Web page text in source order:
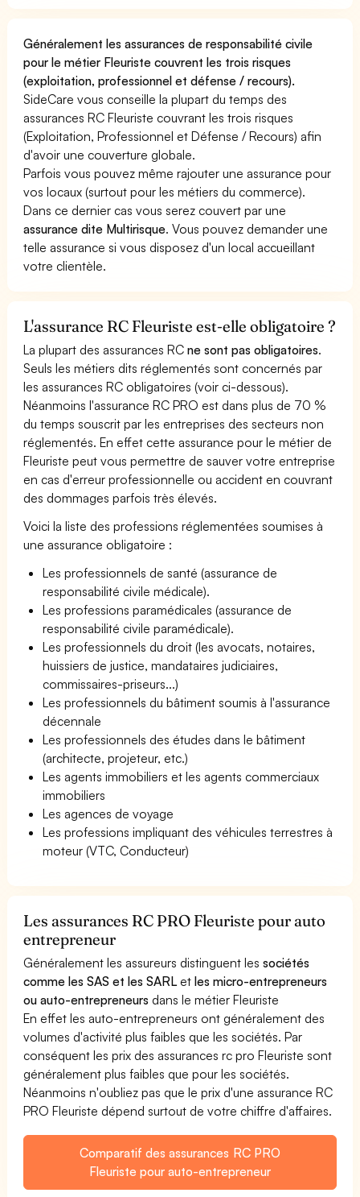
Généralement les assurances de responsabilité civile
pour le métier Fleuriste couvrent les trois risques
(exploitation, professionnel et défense / recours).
SideCare vous conseille la plupart du temps des
assurances RC Fleuriste couvrant les trois risques
(Exploitation, Professionnel et Défense / Recours) afin
d'avoir une couverture globale.
Parfois vous pouvez même rajouter une assurance pour
vos locaux (surtout pour les métiers du commerce).
Dans ce dernier cas vous serez couvert par une
assurance dite Multirisque. Vous pouvez demander une
telle assurance si vous disposez d'un local accueillant
votre clientèle.
L'assurance RC Fleuriste est-elle obligatoire ?
La plupart des assurances RCne sont pas obligatoires.
Seuls les métiers dits réglementés sont concernés par
les assurances RC obligatoires (voir ci-dessous).
Néanmoins l'assurance RC PRO est dans plus de 70 %
du temps souscrit par les entreprises des secteurs non
réglementés. En effet cette assurance pour le métier de
Fleuriste peut vous permettre de sauver votre entreprise
en cas d'erreur professionnelle ou accident en couvrant
des dommages parfois très élevés.
Voici la liste des professions réglementées soumises à
une assurance obligatoire :
Les professionnels de santé (assurance de
responsabilité civile médicale).
Les professions paramédicales (assurance de
responsabilité civile paramédicale).
Les professionnels du droit (les avocats, notaires,
huissiers de justice, mandataires judiciaires,
commissaires-priseurs...)
Les professionnels du bâtiment soumis à l'assurance
décennale
Les professionnels des études dans le bâtiment
(architecte, projeteur, etc.)
Les agents immobiliers et les agents commerciaux
immobiliers
Les agences de voyage
Les professions impliquant des véhicules terrestres à
moteur (VTC, Conducteur)
Les assurances RC PRO Fleuriste pour auto
entrepreneur
Généralement les assureurs distinguent lessociétés
comme les SAS et les SARL etles micro-entrepreneurs
ou auto-entrepreneurs dans le métier Fleuriste
En effet les auto-entrepreneurs ont généralement des
volumes d'activité plus faibles que les sociétés. Par
conséquent les prix des assurances rc pro Fleuriste sont
généralement plus faibles que pour les sociétés.
Néanmoins n'oubliez pas que le prix d'une assurance RC
PRO Fleuriste dépend surtout de votre chiffre d'affaires.
Comparatif des assurances RC PRO
Fleuriste pour auto-entrepreneur